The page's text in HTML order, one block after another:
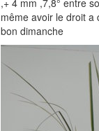
,+ 4 mm ,7,8° entre
même avoir le droit a
bon dimanche